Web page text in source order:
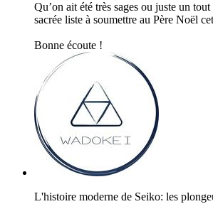
Qu’on ait été très sages ou juste un
sacrée liste à soumettre au Père Noël
Bonne écoute !
L'histoire moderne de Seiko: les